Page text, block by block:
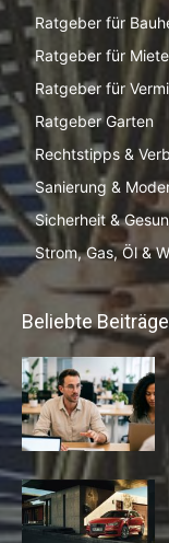
Ratgeber für
Ratgeber für
Ratgeber für
Ratgeber Garten
Rechtstipps &
Sanierung &
Sicherheit &
Strom, Gas, Öl &
Beliebte Beiträge